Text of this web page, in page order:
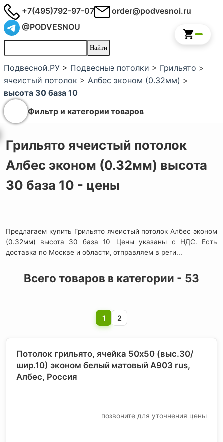
+7(495)792-97-07
order@podvesnoi.ru
@PODVESNOU
Подвесной.РУ > Подвесные потолки > Грильято >
ячеистый потолок > Албес эконом (0.32мм) >
высота 30 база 10
Фильтр и категории товаров
Грильято ячеистый потолок
Албес эконом (0.32мм) высота
30 база 10 - цены
Предлагаем купить Грильято ячеистый потолок Албес эконом
(0.32мм) высота 30 база 10. Цены указаны с НДС. Есть
доставка по Москве и области, отправляем в реги...
Всего товаров в категории - 53
1 2
Потолок грильято, ячейка 50х50 (выс.30/
шир.10) эконом белый матовый А903 rus,
Албес, Россия
позвоните для уточнения цены